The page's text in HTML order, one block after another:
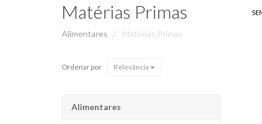
Matérias Primas
Alimentares Matérias Primas
Ordenar por Relevância
Alimentares